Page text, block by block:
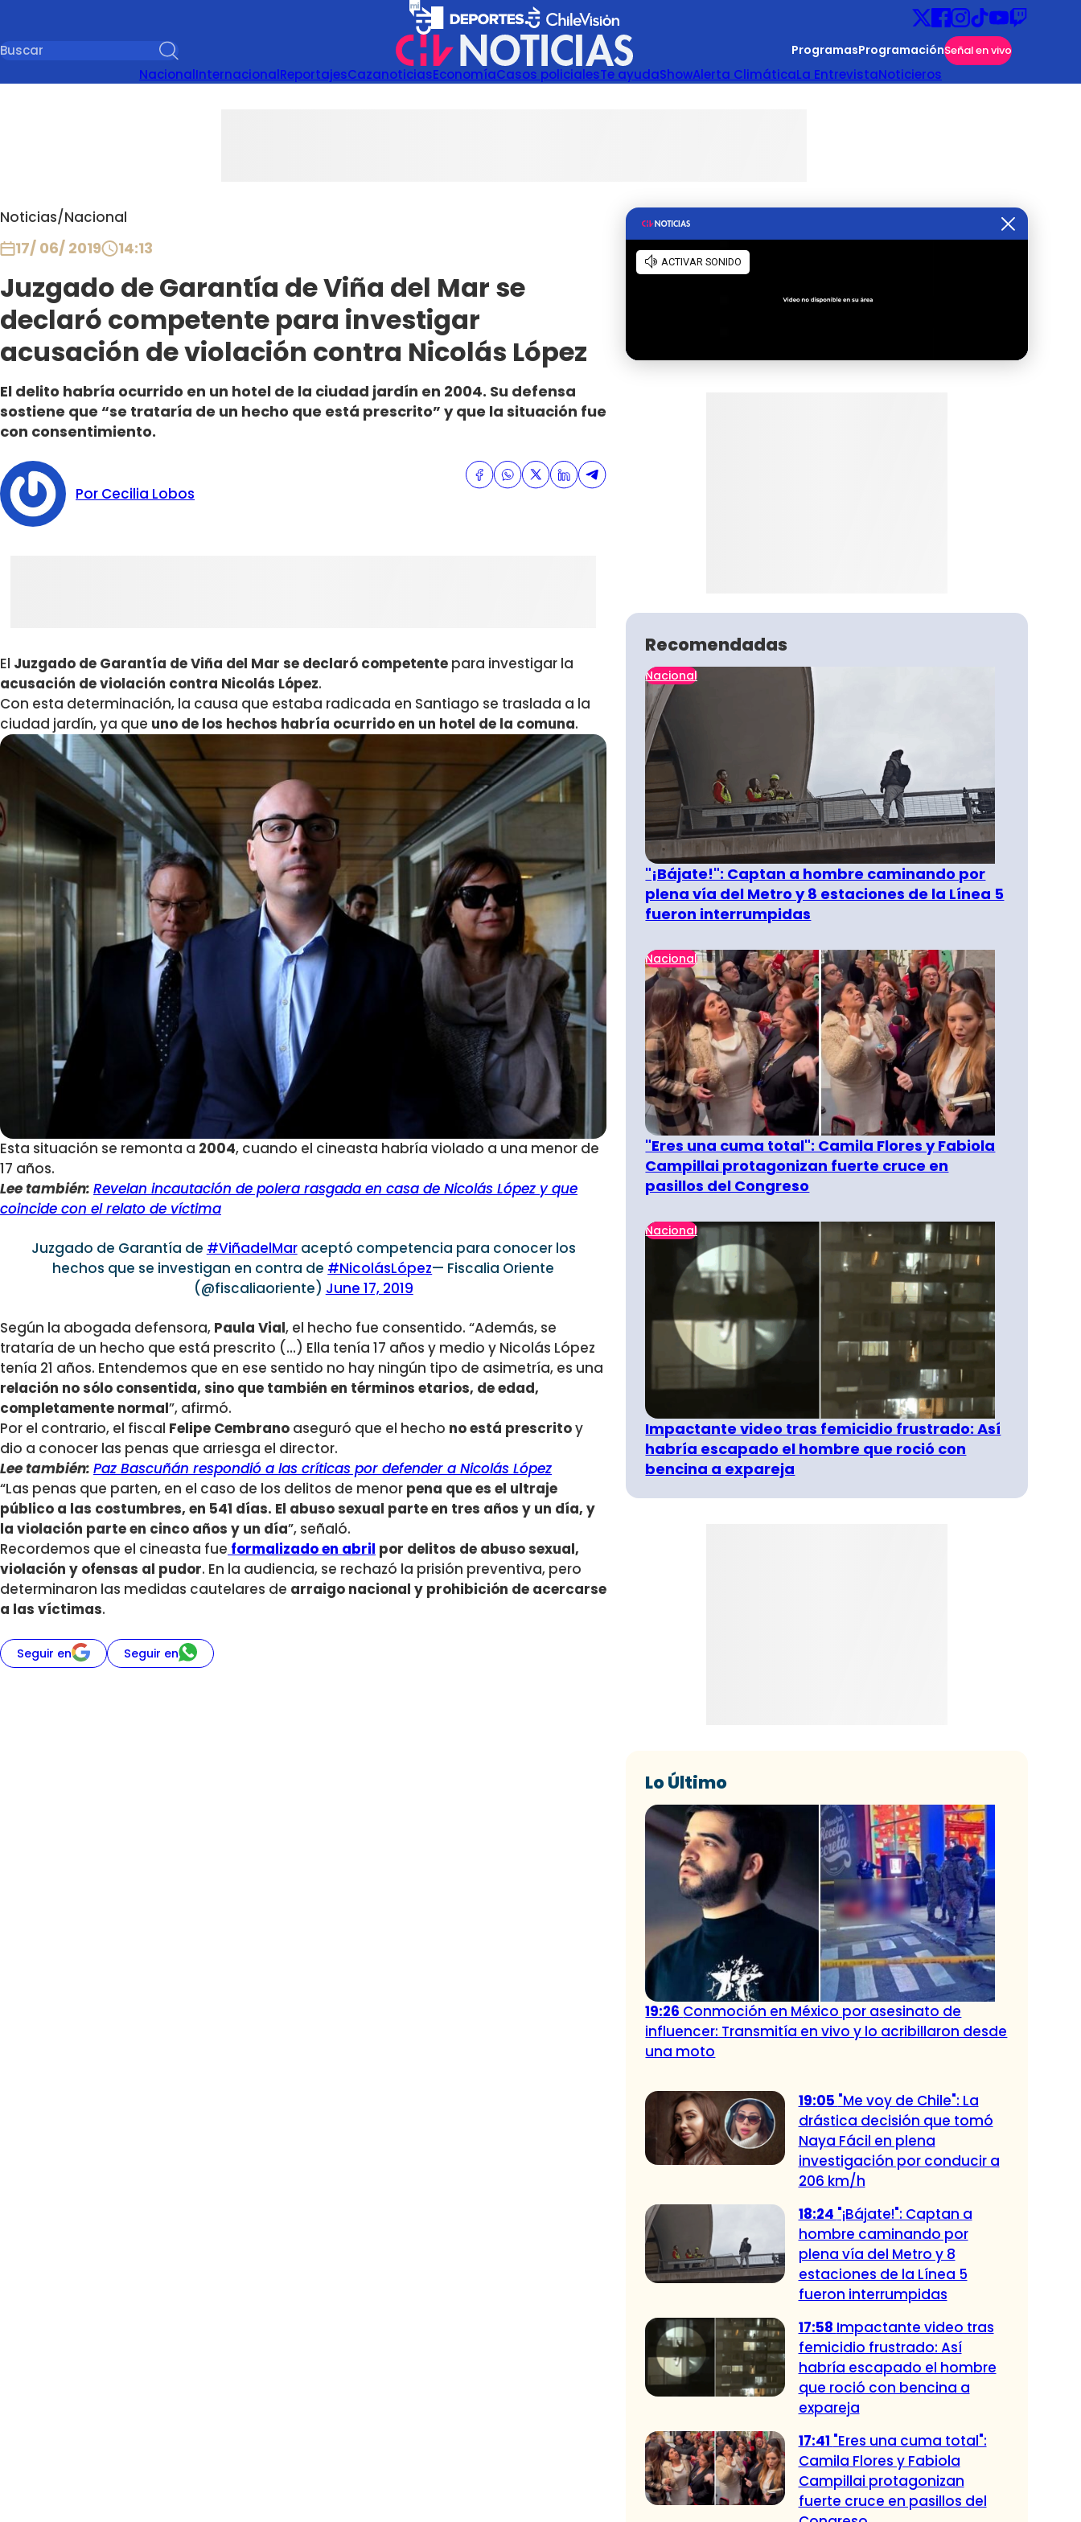
ProgramasProgramaciónSeñal en vivo
NacionalInternacionalReportajesCazanoticiasEconomíaCasos policialesTe ayudaShowAlerta ClimáticaLa EntrevistaNoticieros
Noticias/Nacional
17/ 06/ 2019 14:13
Juzgado de Garantía de Viña del Mar se
declaró competente para investigar
acusación de violación contra Nicolás López
El delito habría ocurrido en un hotel de la ciudad jardín en 2004. Su defensa
sostiene que “se trataría de un hecho que está prescrito” y que la situación fue
con consentimiento.
Por Cecilia Lobos
El Juzgado de Garantía de Viña del Mar se declaró competente para investigar la
acusación de violación contra Nicolás López.
Con esta determinación, la causa que estaba radicada en Santiago se traslada a la
ciudad jardín, ya que uno de los hechos habría ocurrido en un hotel de la comuna.
Esta situación se remonta a 2004, cuando el cineasta habría violado a una menor de
17 años.
Lee también: Revelan incautación de polera rasgada en casa de Nicolás López y que
coincide con el relato de víctima
Juzgado de Garantía de #ViñadelMaraceptó competencia para conocer los
hechos que se investigan en contra de #NicolásLópez— Fiscalia Oriente
(@fiscaliaoriente) June 17, 2019
Según la abogada defensora, Paula Vial, el hecho fue consentido. “Además, se
trataría de un hecho que está prescrito (…) Ella tenía 17 años y medio y Nicolás López
tenía 21 años. Entendemos que en ese sentido no hay ningún tipo de asimetría, es una
relación no sólo consentida, sino que también en términos etarios, de edad,
completamente normal”, afirmó.
Por el contrario, el fiscal Felipe Cembrano aseguró que el hecho no está prescritoy
dio a conocer las penas que arriesga el director.
Lee también: Paz Bascuñán respondió a las críticas por defender a Nicolás López
“Las penas que parten, en el caso de los delitos de menor pena que es el ultraje
público a las costumbres, en 541 días. El abuso sexual parte en tres años y un día, y
la violación parte en cinco años y un día”, señaló.
Recordemos que el cineasta fue formalizado en abril por delitos de abuso sexual,
violación y ofensas al pudor. En la audiencia, se rechazó la prisión preventiva, pero
determinaron las medidas cautelares de arraigo nacional y prohibición de acercarse
a las víctimas.
Seguir en Seguir en
Recomendadas
Nacional
"¡Bájate!": Captan a hombre caminando por
plena vía del Metro y 8 estaciones de la Línea 5
fueron interrumpidas
Nacional
"Eres una cuma total": Camila Flores y Fabiola
Campillai protagonizan fuerte cruce en
pasillos del Congreso
Nacional
Impactante video tras femicidio frustrado: Así
habría escapado el hombre que roció con
bencina a expareja
Lo Último
19:26 Conmoción en México por asesinato de
influencer: Transmitía en vivo y lo acribillaron desde
una moto
19:05 "Me voy de Chile": La
drástica decisión que tomó
Naya Fácil en plena
investigación por conducir a
206 km/h
18:24 "¡Bájate!": Captan a
hombre caminando por
plena vía del Metro y 8
estaciones de la Línea 5
fueron interrumpidas
17:58 Impactante video tras
femicidio frustrado: Así
habría escapado el hombre
que roció con bencina a
expareja
17:41 "Eres una cuma total":
Camila Flores y Fabiola
Campillai protagonizan
fuerte cruce en pasillos del